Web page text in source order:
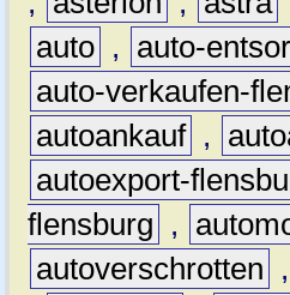
auto , auto-
auto-verkaufen-
autoankauf ,
autoexport-
flensburg
,
autoverschrotten
,